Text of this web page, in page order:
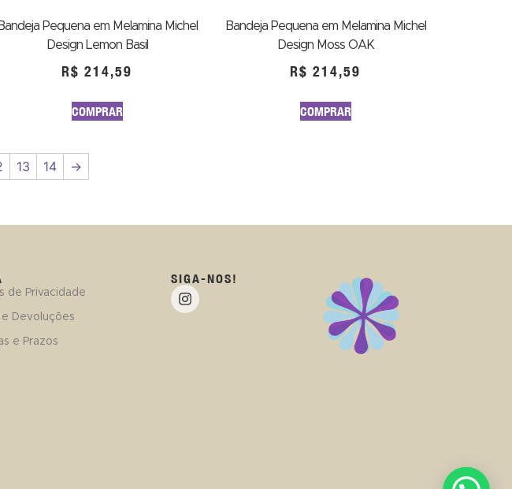
Bandeja Pequena em Melamina Michel
Design Lemon Basil
R$ 214,59
COMPRAR
Bandeja Pequena em Melamina Michel
Design Moss OAK
R$ 214,59
COMPRAR
13 14 →
de Privacidade
e Devoluções
e Prazos
SIGA-NOS!